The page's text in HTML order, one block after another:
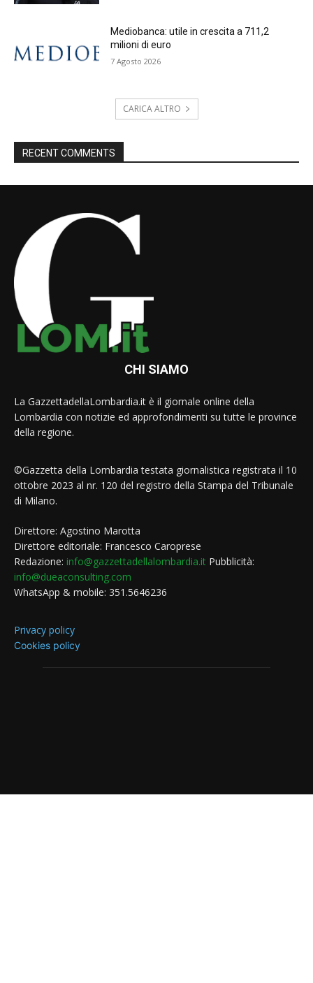
Mediobanca: utile in crescita a 711,2
milioni di euro
7 Agosto 2026
CARICA ALTRO
RECENT COMMENTS
CHI SIAMO
La GazzettadellaLombardia.it è il giornale online della
Lombardia con notizie ed approfondimenti su tutte le province
della regione.
©Gazzetta della Lombardia testata giornalistica registrata il 10
ottobre 2023 al nr. 120 del registro della Stampa del Tribunale
di Milano.
Direttore: Agostino Marotta
Direttore editoriale: Francesco Caroprese
Redazione: info@gazzettadellalombardia.it Pubblicità:
info@dueaconsulting.com
WhatsApp & mobile: 351.5646236
Privacy policy
Cookies policy